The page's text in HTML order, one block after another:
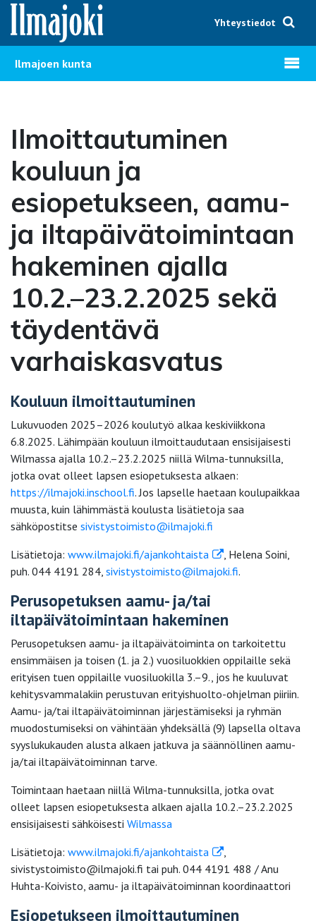
Hyppää sisältöön
Yhteystiedot
Ilmajoen kunta Avaa
Ilmoittautuminen
kouluun ja
esiopetukseen, aamu-
ja iltapäivätoimintaan
hakeminen ajalla
10.2.–23.2.2025 sekä
täydentävä
varhaiskasvatus
Kouluun ilmoittautuminen
Lukuvuoden 2025–2026 koulutyö alkaa keskiviikkona
6.8.2025. Lähimpään kouluun ilmoittaudutaan ensisijaisesti
Wilmassa ajalla 10.2.–23.2.2025 niillä Wilma-tunnuksilla,
jotka ovat olleet lapsen esiopetuksesta alkaen:
https://ilmajoki.inschool.fi. Jos lapselle haetaan koulupaikkaa
muusta, kuin lähimmästä koulusta lisätietoja saa
sähköpostitse sivistystoimisto@ilmajoki.fi
Lisätietoja: www.ilmajoki.fi/ajankohtaista
, Helena Soini,
puh. 044 4191 284, sivistystoimisto@ilmajoki.fi.
Perusopetuksen aamu- ja/tai
iltapäivätoimintaan hakeminen
Perusopetuksen aamu- ja iltapäivätoiminta on tarkoitettu
ensimmäisen ja toisen (1. ja 2.) vuosiluokkien oppilaille sekä
erityisen tuen oppilaille vuosiluokilla 3.–9., jos he kuuluvat
kehitysvammalakiin perustuvan erityishuolto-ohjelman piiriin.
Aamu- ja/tai iltapäivätoiminnan järjestämiseksi ja ryhmän
muodostumiseksi on vähintään yhdeksällä (9) lapsella oltava
syyslukukauden alusta alkaen jatkuva ja säännöllinen aamu-
ja/tai iltapäivätoiminnan tarve.
Toimintaan haetaan niillä Wilma-tunnuksilla, jotka ovat
olleet lapsen esiopetuksesta alkaen ajalla 10.2.–23.2.2025
ensisijaisesti sähköisesti Wilmassa
Lisätietoja: www.ilmajoki.fi/ajankohtaista
sivistystoimisto@ilmajoki.fi tai puh. 044 4191 488 / Anu
Huhta-Koivisto, aamu- ja iltapäivätoiminnan koordinaattori
Esiopetukseen ilmoittautuminen